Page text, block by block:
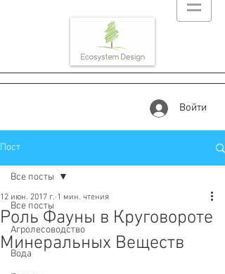
Войти
Пост
Все посты
Агролесоводство
Вода
Все посты
Роль Фауны в Круговороте
Минеральных Веществ
12 июн. 2017 г. 1 мин. чтения